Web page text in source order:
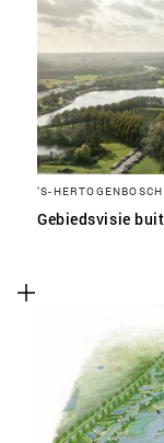
‘S-HERTOGENBOSCH
Gebiedsvisie